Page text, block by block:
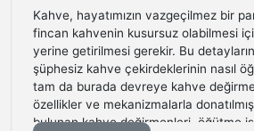
Kahve, hayatımızın vazgeçilmez bir
fincan kahvenin kusursuz olabilmesi
yerine getirilmesi gerekir. Bu
şüphesiz kahve çekirdeklerinin nasıl
tam da burada devreye kahve
özellikler ve mekanizmalarla
bulunan kahve değirmenleri, öğütme